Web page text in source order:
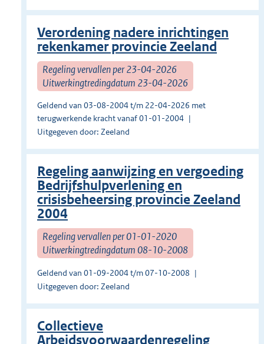
Verordening nadere inrichtingen
rekenkamer provincie Zeeland
Regeling vervallen per 23-04-2026
Uitwerkingtredingdatum 23-04-2026
Geldend van 03-08-2004 t/m 22-04-2026 met
terugwerkende kracht vanaf 01-01-2004
Uitgegeven door: Zeeland
Regeling aanwijzing en vergoeding
Bedrijfshulpverlening en
crisisbeheersing provincie Zeeland
2004
Regeling vervallen per 01-01-2020
Uitwerkingtredingdatum 08-10-2008
Geldend van 01-09-2004 t/m 07-10-2008
Uitgegeven door: Zeeland
Collectieve
Arbeidsvoorwaardenregeling